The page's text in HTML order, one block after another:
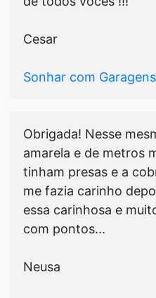
Cesar
Sonhar com Garagens
Obrigada! Nesse
amarela e de metros
tinham presas e a
me fazia carinho
essa carinhosa e
com pontos...
Neusa